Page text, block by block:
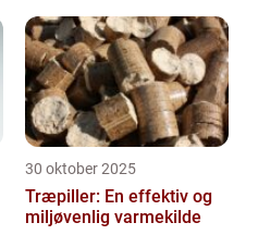
30 oktober 2025
Træpiller: En effektiv og
miljøvenlig varmekilde